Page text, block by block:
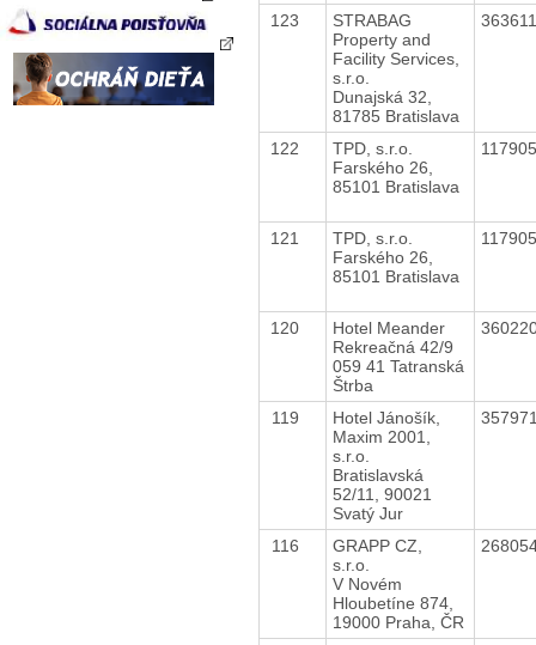
123
STRABAG
Property and
Facility Services,
s.r.o.
Dunajská 32,
81785 Bratislava
122
TPD, s.r.o.
Farského 26,
85101 Bratislava
121
TPD, s.r.o.
Farského 26,
85101 Bratislava
120
Hotel Meander
Rekreačná 42/9
059 41 Tatranská
Štrba
119
Hotel Jánošík,
Maxim 2001,
s.r.o.
Bratislavská
52/11, 90021
Svatý Jur
116
GRAPP CZ,
s.r.o.
V Novém
Hloubetíne 874,
19000 Praha, ČR